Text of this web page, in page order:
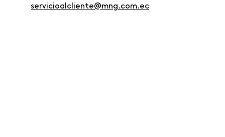
servicioalcliente@mng.com.ec